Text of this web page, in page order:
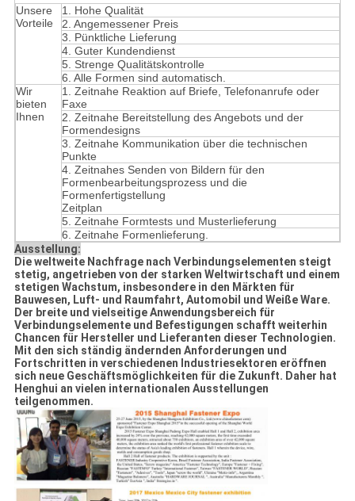
Unsere
Vorteile
1. Hohe Qualität
2. Angemessener Preis
3. Pünktliche Lieferung
4. Guter Kundendienst
5. Strenge Qualitätskontrolle
6. Alle Formen sind automatisch.
Wir
bieten
Ihnen
1. Zeitnahe Reaktion auf Briefe, Telefonanrufe oder
Faxe
2. Zeitnahe Bereitstellung des Angebots und der
Formendesigns
3. Zeitnahe Kommunikation über die technischen
Punkte
4. Zeitnahes Senden von Bildern für den
Formenbearbeitungsprozess und die
Formenfertigstellung
Zeitplan
5. Zeitnahe Formtests und Musterlieferung
6. Zeitnahe Formenlieferung.
Ausstellung:
Die weltweite Nachfrage nach Verbindungselementen steigt
stetig, angetrieben von der starken Weltwirtschaft und einem
stetigen Wachstum, insbesondere in den Märkten für
Bauwesen, Luft- und Raumfahrt, Automobil und Weiße Ware.
Der breite und vielseitige Anwendungsbereich für
Verbindungselemente und Befestigungen schafft weiterhin
Chancen für Hersteller und Lieferanten dieser Technologien.
Mit den sich ständig ändernden Anforderungen und
Fortschritten in verschiedenen Industriesektoren eröffnen
sich neue Geschäftsmöglichkeiten für die Zukunft. Daher hat
Henghui an vielen internationalen Ausstellungen
teilgenommen.